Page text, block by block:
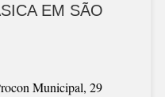
EM SÃO
Municipal, 29